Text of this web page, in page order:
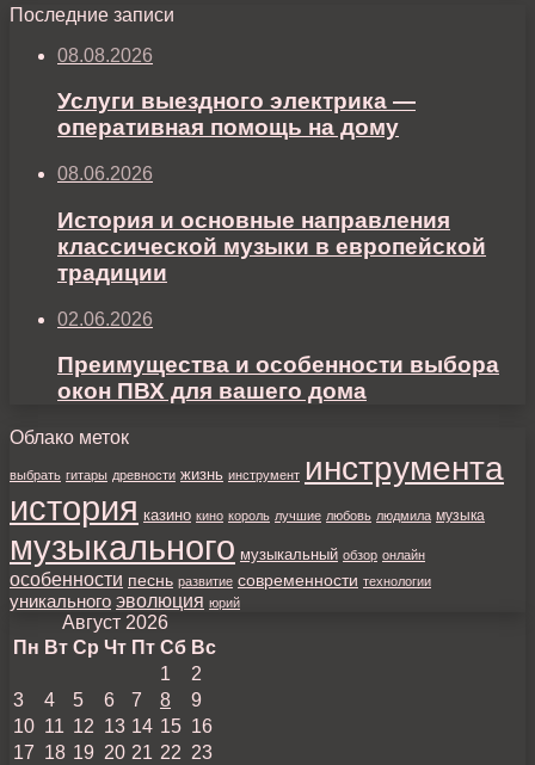
Последние записи
08.08.2026
Услуги выездного электрика —
оперативная помощь на дому
08.06.2026
История и основные направления
классической музыки в европейской
традиции
02.06.2026
Преимущества и особенности выбора
окон ПВХ для вашего дома
Облако меток
выбрать гитары древности жизнь инструмент инструмента
история казино кино король лучшие любовь людмила музыка
музыкального музыкальный обзор онлайн
особенности песнь развитие современности технологии
уникального эволюция юрий
Август 2026
Пн Вт Ср Чт Пт Сб Вс
1
2
3
4 5 6 7 8
9
10 11 12 13 14 15 16
17 18 19 20 21 22 23